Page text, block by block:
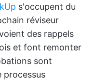
s'occupent du
réviseur
des rappels
et font remonter
sont
processus